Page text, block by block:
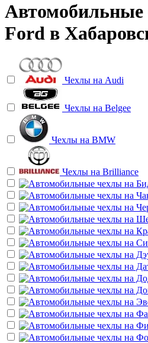
Автомобильные
Ford в
Чехлы на Audi
Чехлы на Belgee
Чехлы на BMW
Чехлы на Brilliance